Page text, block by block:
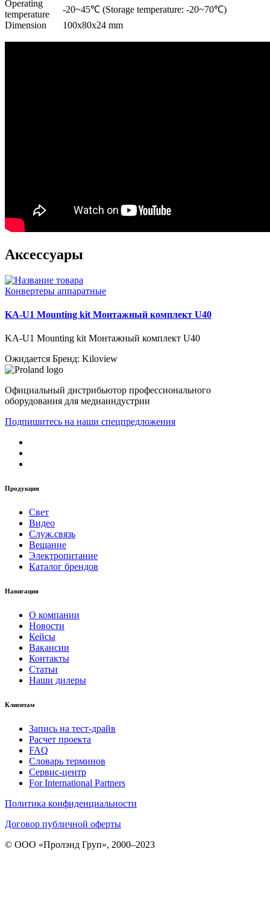
Operating
temperature
-20~45℃ (Storage temperature: -20~70℃)
Dimension
100x80x24 mm
Аксессуары
Конвертеры аппаратные
KA-U1 Mounting kit Монтажный комплект U40
KA-U1 Mounting kit Монтажный комплект U40
Ожидается Бренд: Kiloview
Официальный дистрибьютор профессионального
оборудования для медиаиндустрии
Подпишитесь на наши спецпредложения
Продукция
Свет
Видео
Служ.связь
Вещание
Электропитание
Каталог брендов
Навигация
О компании
Новости
Кейсы
Вакансии
Контакты
Статьи
Наши дилеры
Клиентам
Запись на тест-драйв
Расчет проекта
FAQ
Словарь терминов
Сервис-центр
For International Partners
Политика конфиденциальности
Договор публичной оферты
© ООО «Пролэнд Груп», 2000–2023